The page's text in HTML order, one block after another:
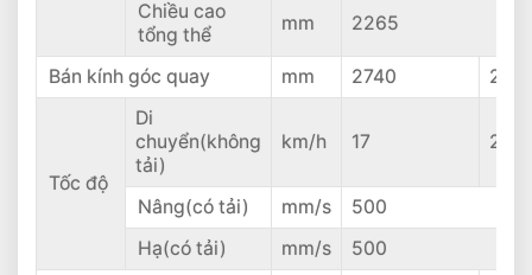
Chiều cao
tổng thể
mm 2265
Bán kính góc quay mm 2740
Tốc độ
Di
chuyển(không
tải)
km/h 17 25
Nâng(có tải) mm/s
500
Hạ(có tải)
mm/s
500